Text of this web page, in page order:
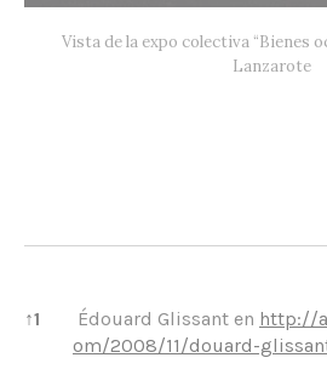
Vista de la expo colectiva “Bienes
Lanzarote
References
↑1 Édouard Glissant en http://
om/2008/11/douard-